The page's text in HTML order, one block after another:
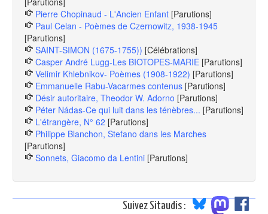
Pierre Chopinaud - L'Ancien Enfant [Parutions]
Paul Celan - Poèmes de Czernowitz, 1938-1945
[Parutions]
SAINT-SIMON (1675-1755)) [Célébrations]
Casper André Lugg-Les BIOTOPES-MARIE [Parutions]
Velimir Khlebnikov- Poèmes (1908-1922) [Parutions]
Emmanuelle Rabu-Vacarmes contenus [Parutions]
Désir autoritaire, Theodor W. Adorno [Parutions]
Péter Nádas-Ce qui luit dans les ténèbres... [Parutions]
L'étrangère, N° 62 [Parutions]
Philippe Blanchon, Stefano dans les Marches
[Parutions]
Sonnets, Giacomo da Lentini [Parutions]
Suivez Sitaudis :